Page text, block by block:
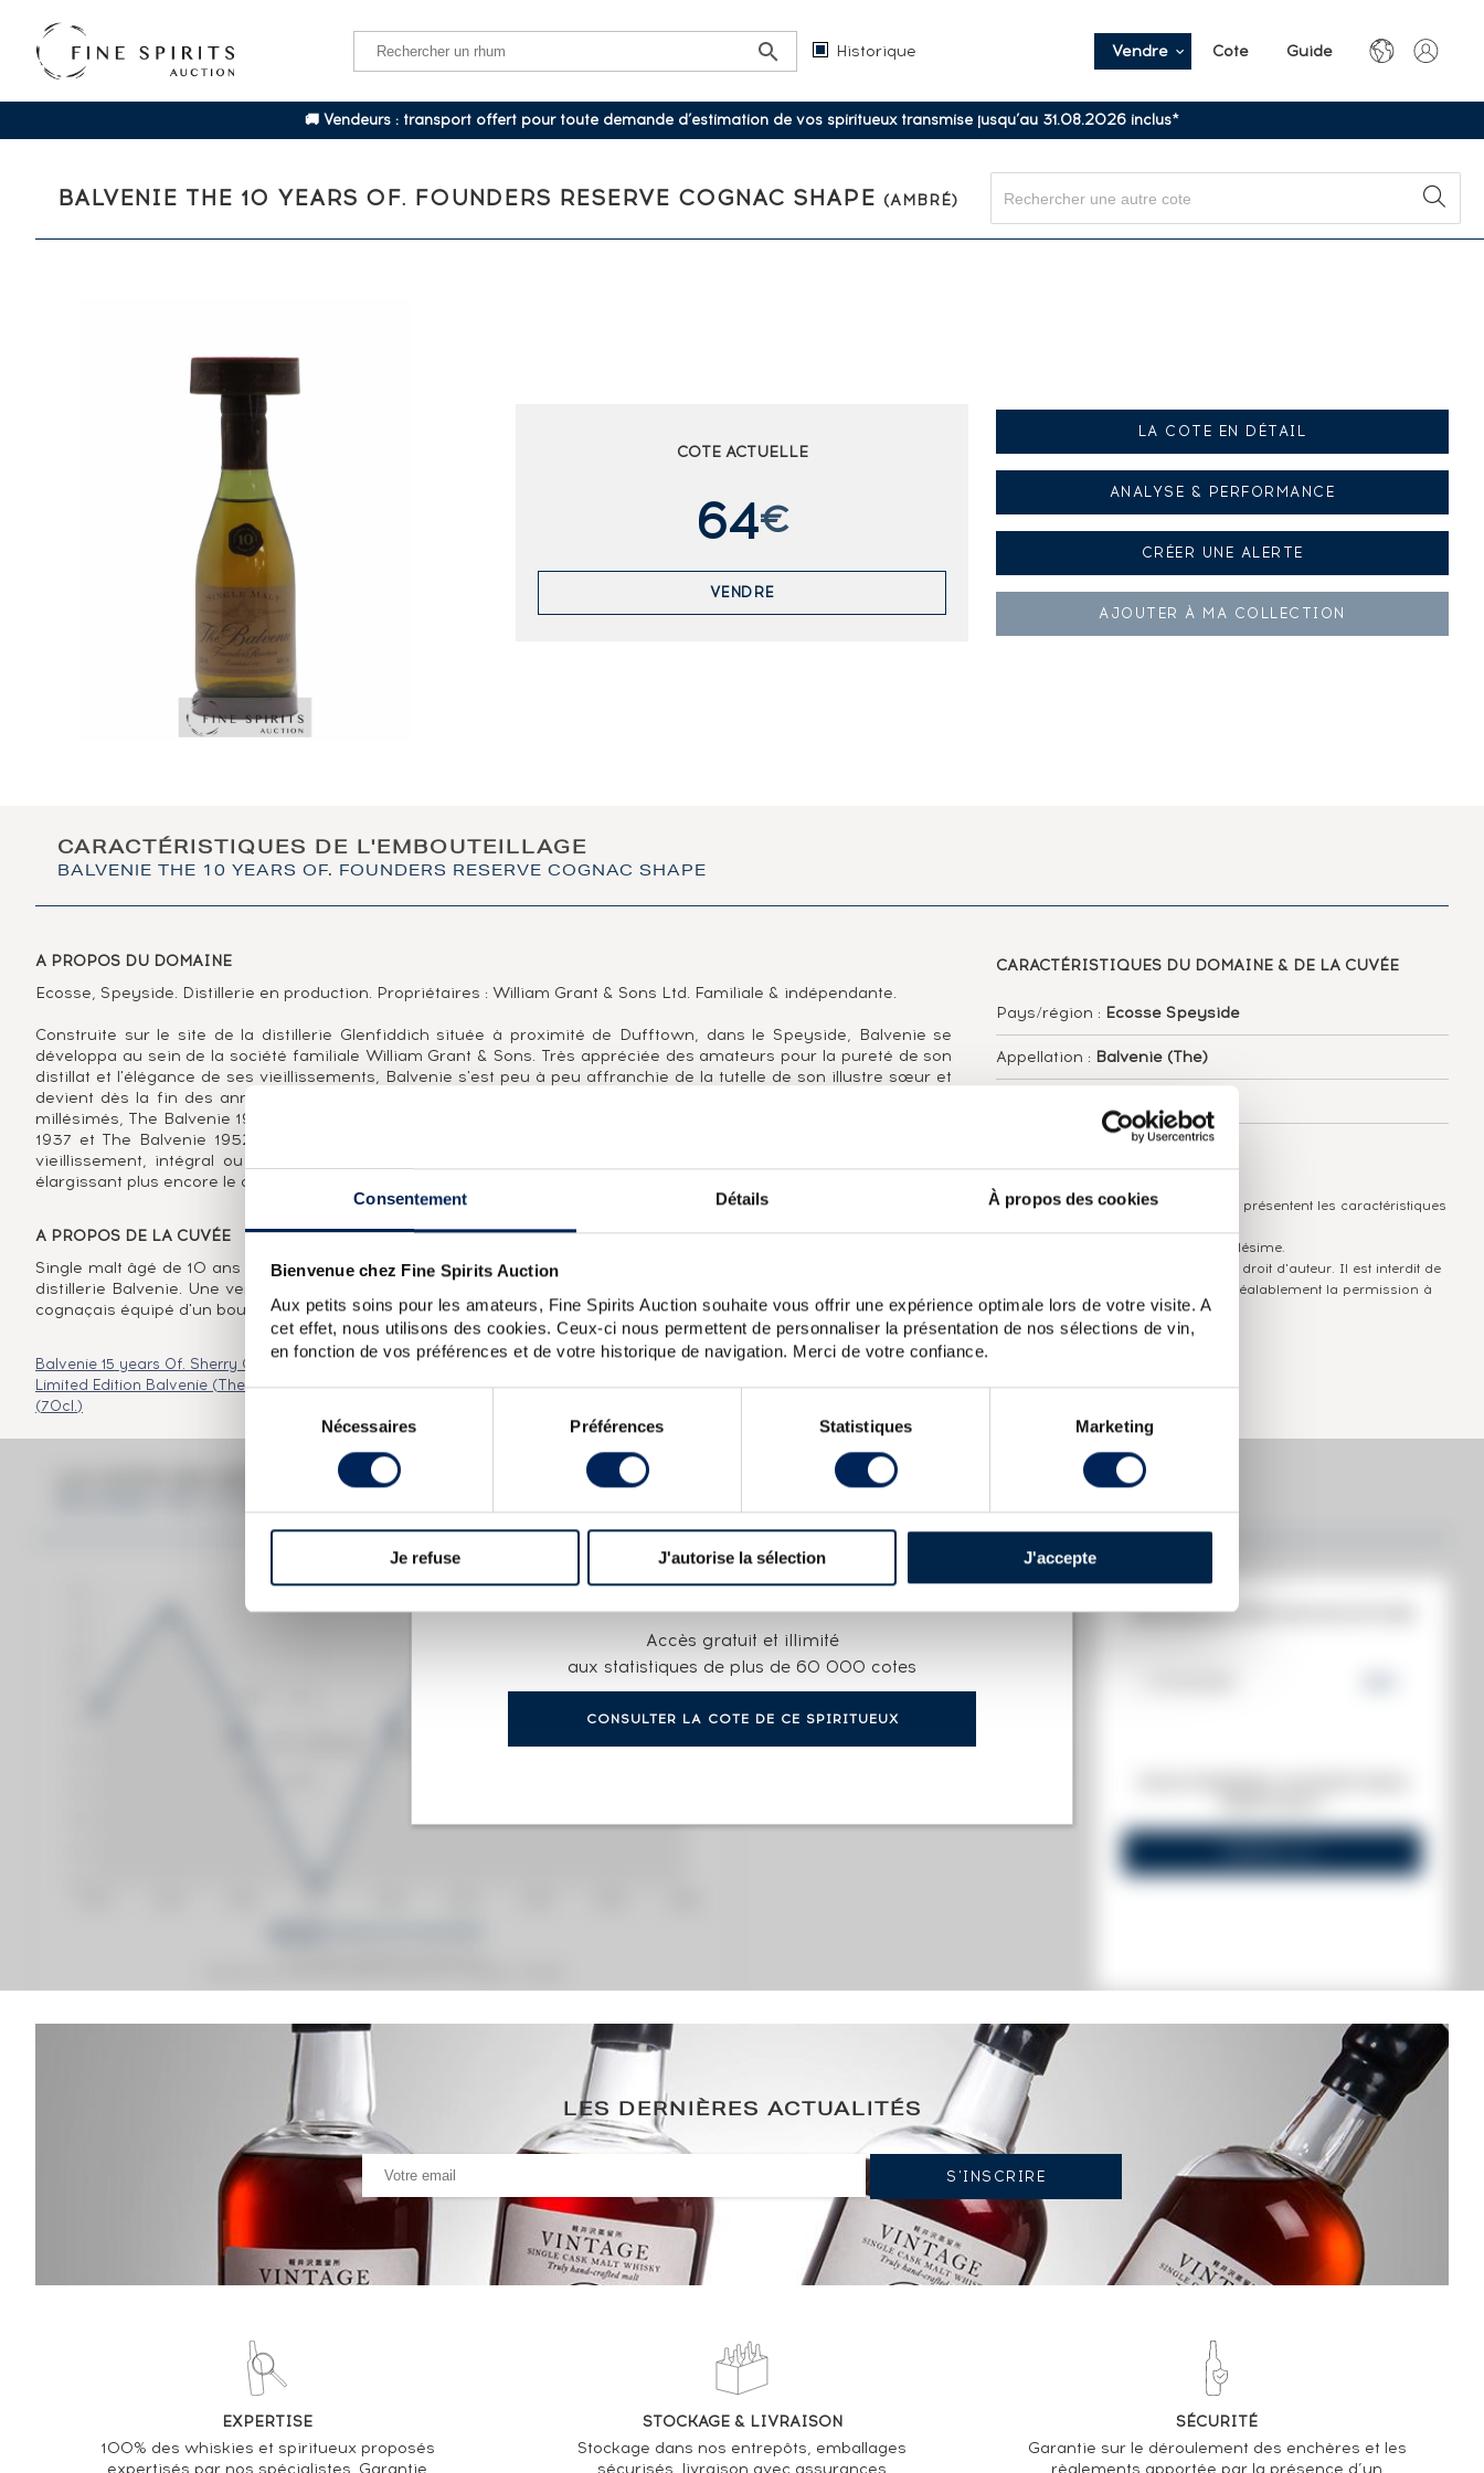
Consentement Détails À propos des cookies
Bienvenue chez Fine Spirits Auction
Aux petits soins pour les amateurs, Fine Spirits Auction souhaite vous offrir une expérience optimale lors de votre visite. A
cet effet, nous utilisons des cookies. Ceux-ci nous permettent de personnaliser la présentation de nos sélections de vin,
en fonction de vos préférences et de votre historique de navigation. Merci de votre confiance.
consentement
Nécessaires Préférences Statistiques Marketing
Je refuse J'autorise la sélection J'accepte
Historique Vendre Cote Guide
🚚 Vendeurs : transport offert pour toute demande d’estimation de vos spiritueux transmise jusqu’au 31.08.2026 inclus*
BALVENIE THE 10 YEARS OF. FOUNDERS RESERVE COGNAC SHAPE (AMBRÉ)
COTE ACTUELLE
64€
VENDRE
LA COTE EN DÉTAIL
ANALYSE & PERFORMANCE
CRÉER UNE ALERTE
AJOUTER À MA COLLECTION
CARACTÉRISTIQUES DE L'EMBOUTEILLAGE
BALVENIE THE 10 YEARS OF. FOUNDERS RESERVE COGNAC SHAPE
A PROPOS DU DOMAINE
Ecosse, Speyside. Distillerie en production. Propriétaires : William Grant & Sons Ltd. Familiale & indépendante.
Construite sur le site de la distillerie Glenfiddich située à proximité de Dufftown, dans le Speyside, Balvenie se
développa au sein de la société familiale William Grant & Sons. Très appréciée des amateurs pour la pureté de son
distillat et l'élégance de ses vieillissements, Balvenie s'est peu à peu affranchie de la tutelle de son illustre sœur et
devient dès la fin des années 1990 un single malt très recherché par les collectionneurs pour ses singles casks
millésimés, The Balvenie 1961 et The Balvenie 1968, et plus récemment pour ses éditions limitées dont The Balvenie
1937 et The Balvenie 1952. De style rustique, le caractère de son distillat offre de nombreuses opportunités de
vieillissement, intégral ou partiel, en fûts de rhum, de sherry, de porto ou bien même en fûts de chêne neuf,
élargissant plus encore le champ des possibles en termes d'expériences gustatives, mais aussi d'éditions limitées.
A PROPOS DE LA CUVÉE
Single malt âgé de 10 ans minimum mis en bouteille par la société familiale William Grant & Sons, propriétaire de la
distillerie Balvenie. Une version estimée mise en bouteille entre 1985 et 1995, présentée en flacon de 20cl de type
cognaçais équipé d'un bouchon à visse et d'une capsule bordeaux.
Balvenie 15 years Of. Sherry Cask n17909 One of 650 Single Barrel
Balvenie (The) 17 years Of. Sherry Oak First Release 2007
Limited Edition Balvenie (The) Of. Classic Oldest SelectionBalvenie (The) 17 years Of.Balvenie 10 years Of. Founders Reserve
(70cl.)
CARACTÉRISTIQUES DU DOMAINE & DE LA CUVÉE
Pays/région : Ecosse Speyside
Appellation : Balvenie (The)
Les informations publiées ci-dessus présentent les caractéristiques
Elles ne sont pas spécifiques au millésime.
Attention, ce texte est protégé par un droit d'auteur. Il est interdit de
le copier sans en avoir demandé préalablement la permission à
l'auteur.
Accès gratuit et illimité
aux statistiques de plus de 60 000 cotes
CONSULTER LA COTE DE CE SPIRITUEUX
LA COTE EN DÉTAIL DU SPIRITUEUX
COTE ACTUELLE
64
HISTORIQUE DES ADJUDICATIONS
Analyse & Performance du spiritueux
Balvenie The 10 years Of. Founders Reserve Cognac Shape
VARIATION DE LA COTE TENDANCE ACTUELLE DE LA COTE
TENDANCE À LA BAISSE
EN 2026 PAR RAPPORT À 2025
1 AMATEUR
a placé une alerte pour être averti de la disponibilité
du spiritueux
LES DERNIÈRES ACTUALITÉS
EXPERTISE
100% des whiskies et spiritueux proposés
STOCKAGE & LIVRAISON
Stockage dans nos entrepôts, emballages
SÉCURITÉ
Garantie sur le déroulement des enchères et les